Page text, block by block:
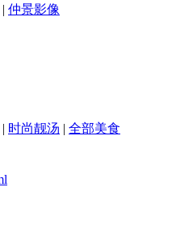
| 仲景影像
| 时尚靓汤 | 全部美食